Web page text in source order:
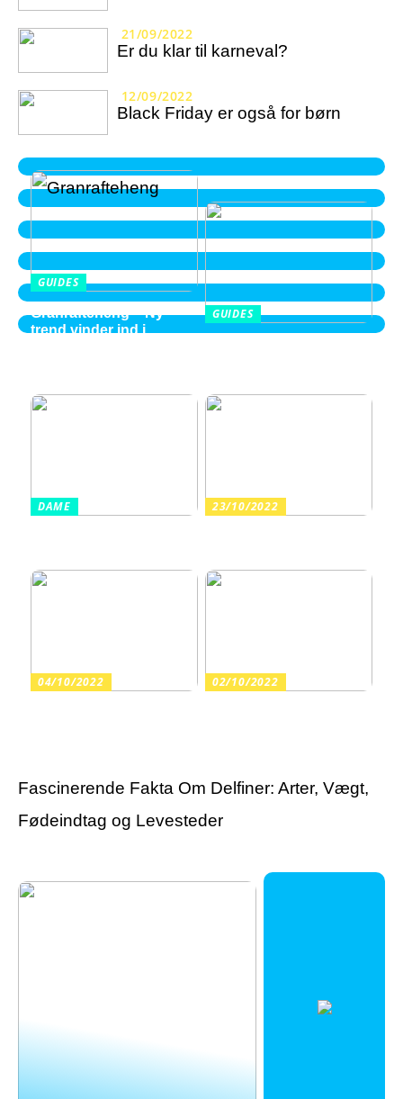
21/09/2022
Er du klar til karneval?
12/09/2022
Black Friday er også for børn
GUIDES
Granrafteheng – Ny
trend vinder ind i
GUIDES
DAME 23/10/2022
04/10/2022 02/10/2022
Fascinerende Fakta Om Delfiner: Arter, Vægt,
Fødeindtag og Levesteder